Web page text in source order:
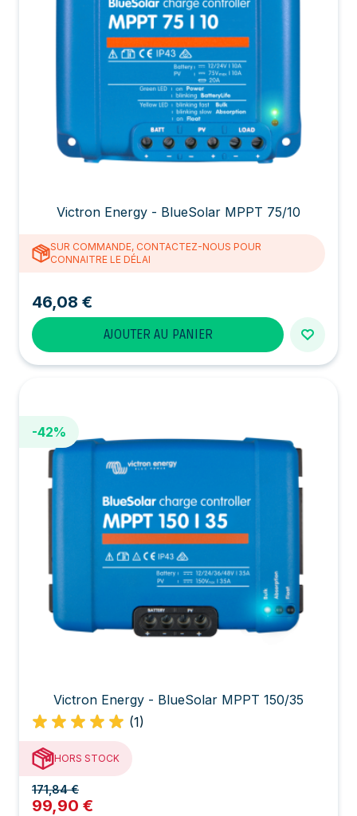
Victron Energy - BlueSolar MPPT 75/10
SUR COMMANDE, CONTACTEZ-NOUS POUR
CONNAITRE LE DÉLAI
46,08 €
AJOUTER AU PANIER
-42%
Victron Energy - BlueSolar MPPT 150/35
(1)
HORS STOCK
171,84 €
99,90 €